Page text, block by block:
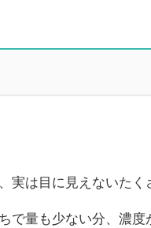
は目に見えないたく
で量も少ない分、濃